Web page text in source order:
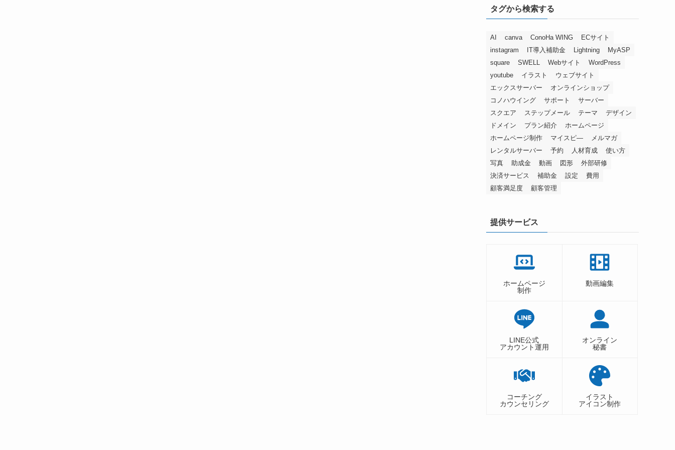
タグから検索する
AI canva ConoHa WING
ECサイト
instagram
IT導入補助金 Lightning
MyASP
square
SWELL Webサイト
WordPress
youtube
イラスト
ウェブサイト
エックスサーバー
オンラインショップ
コノハウイング
サポート
サーバー
スクエア
ステップメール テーマ
デザイン
ドメイン
プラン紹介
ホームページ
ホームページ制作
マイスピ―
メルマガ
レンタルサーバー
予約 人材育成
使い方
写真
助成金 動画 図形
外部研修
決済サービス
補助金 設定
費用
顧客満足度
顧客管理
提供サービス
ホームページ
制作
動画編集
LINE公式
アカウント運用
オンライン
秘書
コーチング
カウンセリング
イラスト
アイコン制作